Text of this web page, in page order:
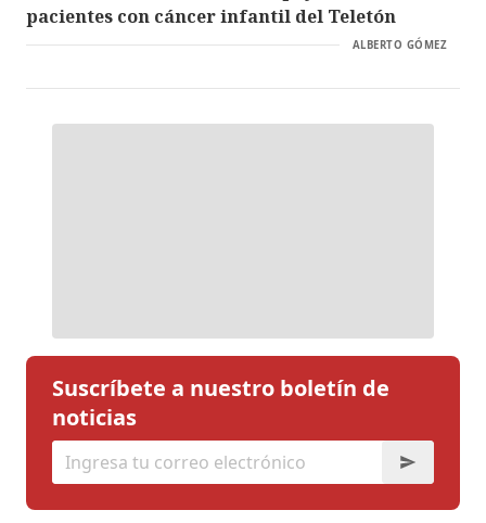
pacientes con cáncer infantil del Teletón
ALBERTO GÓMEZ
Suscríbete a nuestro boletín de
noticias